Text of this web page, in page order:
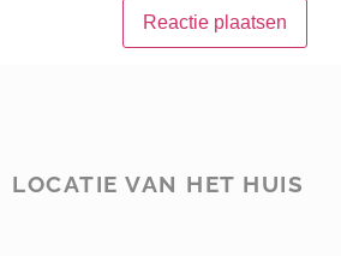
LOCATIE VAN HET HUIS